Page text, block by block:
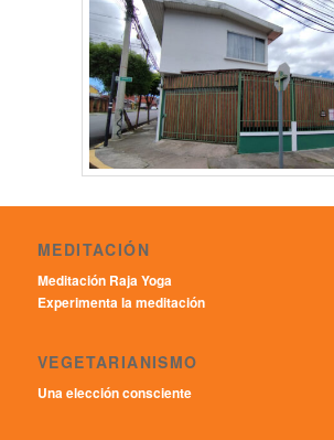
MEDITACIÓN
Meditación Raja Yoga
Experimenta la meditación
VEGETARIANISMO
Una elección consciente